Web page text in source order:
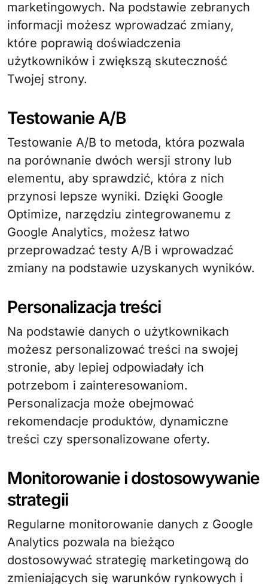
marketingowych. Na podstawie zebranych
informacji możesz wprowadzać zmiany,
które poprawią doświadczenia
użytkowników i zwiększą skuteczność
Twojej strony.
Testowanie A/B
Testowanie A/B to metoda, która pozwala
na porównanie dwóch wersji strony lub
elementu, aby sprawdzić, która z nich
przynosi lepsze wyniki. Dzięki Google
Optimize, narzędziu zintegrowanemu z
Google Analytics, możesz łatwo
przeprowadzać testy A/B i wprowadzać
zmiany na podstawie uzyskanych wyników.
Personalizacja treści
Na podstawie danych o użytkownikach
możesz personalizować treści na swojej
stronie, aby lepiej odpowiadały ich
potrzebom i zainteresowaniom.
Personalizacja może obejmować
rekomendacje produktów, dynamiczne
treści czy spersonalizowane oferty.
Monitorowanie i dostosowywanie
strategii
Regularne monitorowanie danych z Google
Analytics pozwala na bieżąco
dostosowywać strategię marketingową do
zmieniających się warunków rynkowych i